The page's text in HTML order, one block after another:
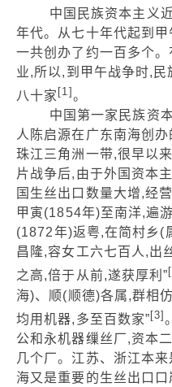
中国民族资本主义近
年代。从七十年代起到
一共创办了约一百多个
业,所以,到甲午战争时,
八十家 [1] 。
中国第一家民族资本
人陈启源在广东南海创
珠江三角洲一带,很早以
片战争后,由于外国资本
国生丝出口数量大增,经
甲寅(1854年)至南洋,遍
(1872年)返粤,在简村乡(
昌隆,容女工六七百人,出
之高,倍于从前,遂获厚利”
海)、顺(顺德)各属,群相
均用机器,多至百数家”[3]
公和永机器缫丝厂,资本
几个厂。江苏、浙江本
海又是重要的生丝出口